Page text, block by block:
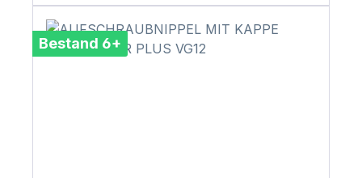
Bestand 6+